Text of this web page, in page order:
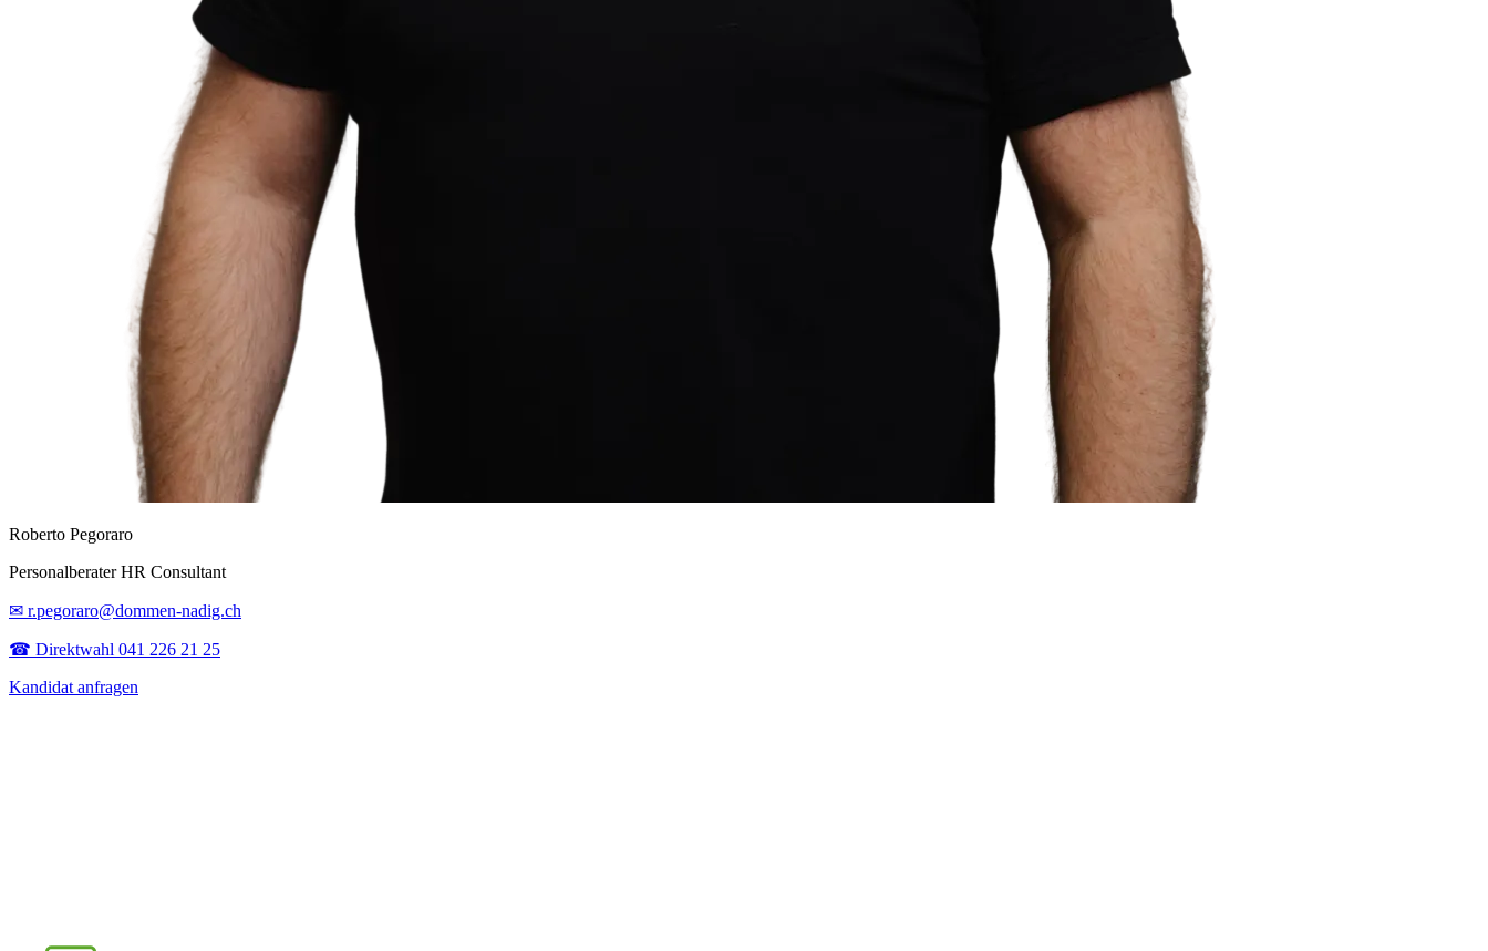
Roberto Pegoraro
Personalberater HR Consultant
✉ r.pegoraro@dommen-nadig.ch
☎ Direktwahl 041 226 21 25
Kandidat anfragen